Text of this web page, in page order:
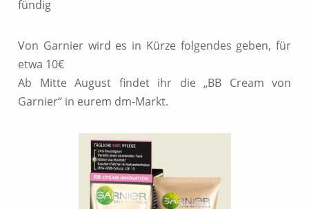
fündig
Von Garnier wird es in Kürze folgendes geben, für
etwa 10€
Ab Mitte August findet ihr die „BB Cream von
Garnier“ in eurem dm-Markt.